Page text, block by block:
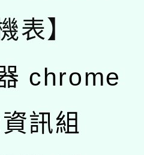
表】
chrome
訊組